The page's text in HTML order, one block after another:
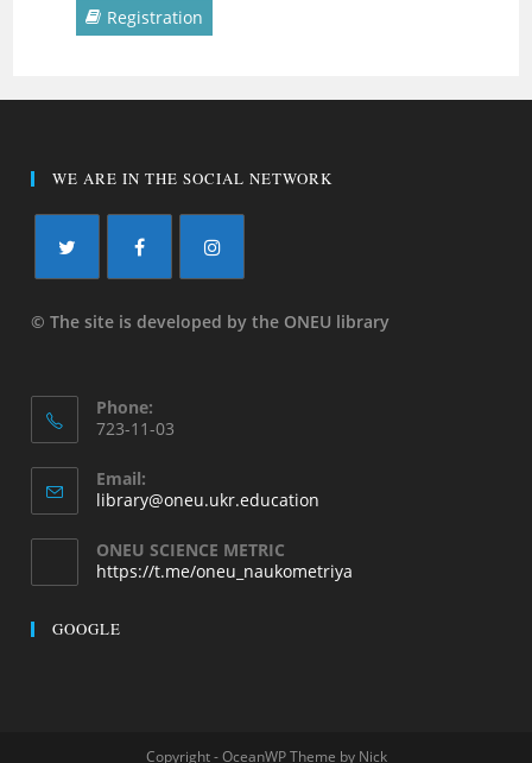
Registration
WE ARE IN THE SOCIAL NETWORK
© The site is developed by the ONEU library
Phone:
723-11-03
Email:
library@oneu.ukr.education
ONEU SCIENCE METRIC
https://t.me/oneu_naukometriya
GOOGLE
Copyright - OceanWP Theme by Nick